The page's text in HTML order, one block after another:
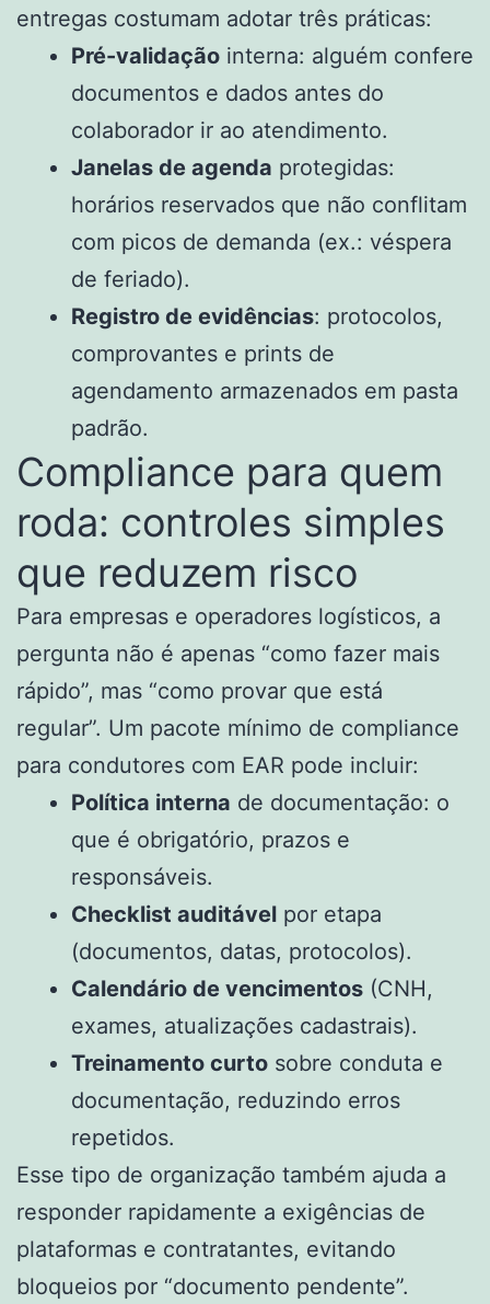
entregas costumam adotar três práticas:
Pré-validação interna: alguém confere
documentos e dados antes do
colaborador ir ao atendimento.
Janelas de agenda protegidas:
horários reservados que não conflitam
com picos de demanda (ex.: véspera
de feriado).
Registro de evidências: protocolos,
comprovantes e prints de
agendamento armazenados em pasta
padrão.
Compliance para quem
roda: controles simples
que reduzem risco
Para empresas e operadores logísticos, a
pergunta não é apenas “como fazer mais
rápido”, mas “como provar que está
regular”. Um pacote mínimo de compliance
para condutores com EAR pode incluir:
Política interna de documentação: o
que é obrigatório, prazos e
responsáveis.
Checklist auditável por etapa
(documentos, datas, protocolos).
Calendário de vencimentos (CNH,
exames, atualizações cadastrais).
Treinamento curto sobre conduta e
documentação, reduzindo erros
repetidos.
Esse tipo de organização também ajuda a
responder rapidamente a exigências de
plataformas e contratantes, evitando
bloqueios por “documento pendente”.